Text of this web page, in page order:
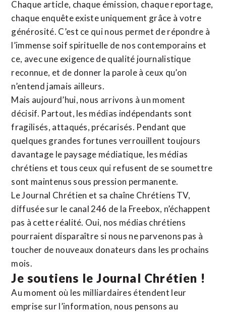
Chaque article, chaque émission, chaque reportage,
chaque enquête existe uniquement grâce à votre
générosité. C’est ce qui nous permet de répondre à
l’immense soif spirituelle de nos contemporains et
ce, avec une exigence de qualité journalistique
reconnue, et de donner la parole à ceux qu’on
n’entend jamais ailleurs.
Mais aujourd’hui, nous arrivons à un moment
décisif. Partout, les médias indépendants sont
fragilisés, attaqués, précarisés. Pendant que
quelques grandes fortunes verrouillent toujours
davantage le paysage médiatique, les médias
chrétiens et tous ceux qui refusent de se soumettre
sont maintenus sous pression permanente.
Le Journal Chrétien et sa chaîne Chrétiens TV,
diffusée sur le canal 246 de la Freebox, n’échappent
pas à cette réalité. Oui, nos médias chrétiens
pourraient disparaître si nous ne parvenons pas à
toucher de nouveaux donateurs dans les prochains
mois.
Je soutiens le Journal Chrétien !
Au moment où les milliardaires étendent leur
emprise sur l’information, nous pensons au